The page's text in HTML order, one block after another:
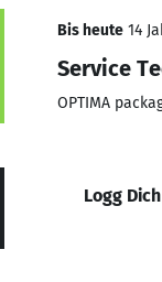
Bis heute 14
Service
OPTIMA
Logg